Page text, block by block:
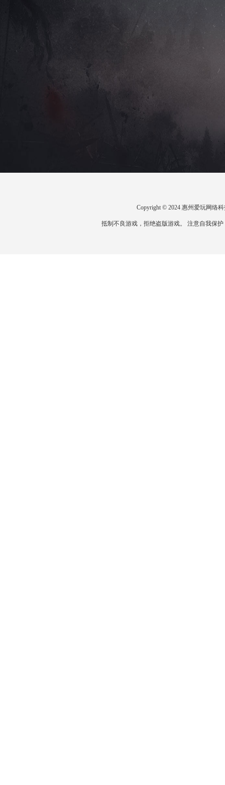
Copyright © 2024 惠州爱玩网络
抵制不良游戏，拒绝盗版游戏。 注意自我保